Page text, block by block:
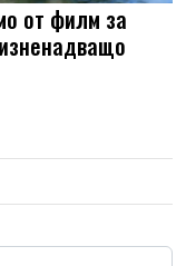
от филм за